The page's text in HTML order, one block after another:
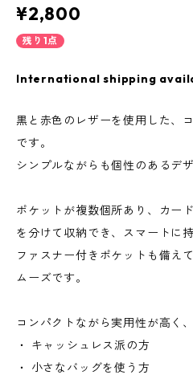
¥2,800
残り1点
International shipping
黒と赤色のレザーを使用した、
です。
シンプルながらも個性のあるデ
ポケットが複数個所あり、カー
を分けて収納でき、スマートに
ファスナー付きポケットも備え
ムーズです。
コンパクトながら実用性が高く、
・ キャッシュレス派の方
・ 小さなバッグを使う方